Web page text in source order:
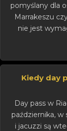
pomyślany dla
Marrakeszu
nie jest
Kiedy day
Day pass w
października, w
i jacuzzi są